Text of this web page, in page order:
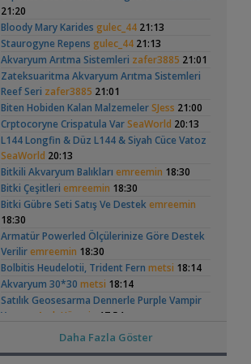
MasterChiefHakan
Yeni Üye Forumu
Bitkili Tankda Led Kullanımı
dreamcatcherr,09:15
Işık CO2 ve Ekipmanlar
Dıy - Akvaryum Aydınlatması Hakkında
Bilgi Minics,01:42
Yeni Üye Forumu
130 Lt 50+ Lepistes İçin8.500 Tl Bütçeli
Dışfiltre Serpent
Yeni Üye Forumu
Catappa Yetişiyorum Rafayel
Bitki Türleri ve Bakımı
Akvaredden Gelen Bitkiler
Bitki Türleri ve Bakımı
30x20x20akvaristsaglam
Akvaryum Tanıtımı
Japon Balığım Yüzeyde Hava Almaya
ÇalışıyorBetta_King,18:01
Yeni Üye Forumu
ugurbaran , 17:24
Yeni Üye Forumu
Yavruları
Betta Antuta
Ramshorn Hakkında
Her Şey
Elma Salyangozu
Güncel
30x20x20 Ramshorn
Akvaryumu
Leonardit Zeminli
Akvaryum Kurulumu
37 Litrelik Siyah
Neon Tetra(123)
21:20
Bloody Mary Karides gulec_44 21:13
Staurogyne Repens gulec_44 21:13
Akvaryum Arıtma Sistemleri zafer3885 21:01
Zateksuaritma Akvaryum Arıtma Sistemleri
Reef Seri zafer3885 21:01
Biten Hobiden Kalan Malzemeler SJess 21:00
Crptocoryne Crispatula Var SeaWorld 20:13
L144 Longfin & Düz L144 & Siyah Cüce Vatoz
SeaWorld 20:13
Bitkili Akvaryum Balıkları emreemin 18:30
Bitki Çeşitleri emreemin 18:30
Bitki Gübre Seti Satış Ve Destek emreemin
18:30
Armatür Powerled Ölçülerinize Göre Destek
Verilir emreemin 18:30
Bolbitis Heudelotii, Trident Fern metsi 18:14
Akvaryum 30*30 metsi 18:14
Satılık Geosesarma Dennerle Purple Vampir
Yengeç
Arch.Hüseyin
17:54
Canlı Yemler (grindal,mikrofex,mikrokurt)
Daha Fazla Göster